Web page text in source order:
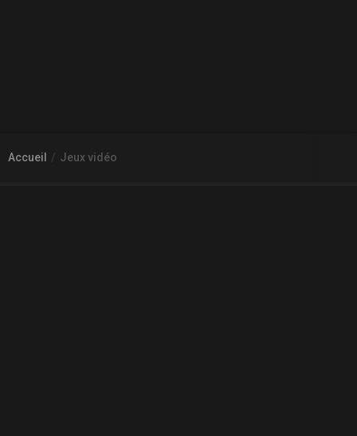
Accueil Jeux vidéo